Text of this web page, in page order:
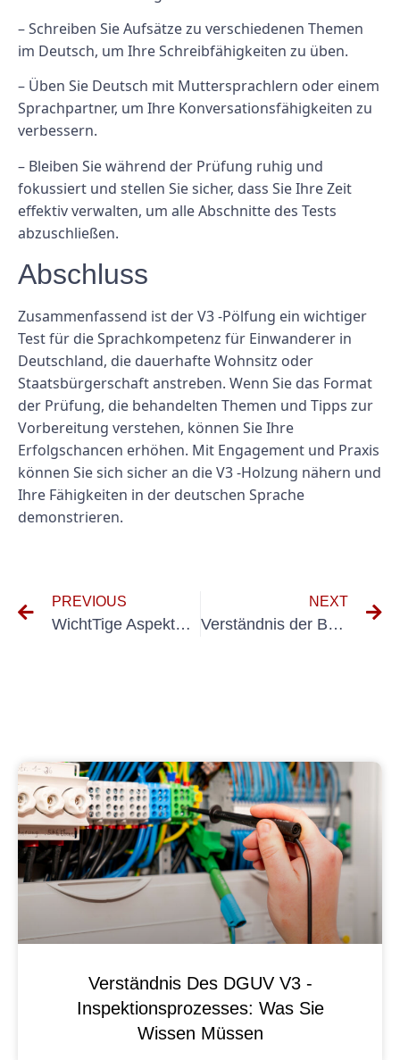
– Schreiben Sie Aufsätze zu verschiedenen Themen
im Deutsch, um Ihre Schreibfähigkeiten zu üben.
– Üben Sie Deutsch mit Muttersprachlern oder einem
Sprachpartner, um Ihre Konversationsfähigkeiten zu
verbessern.
– Bleiben Sie während der Prüfung ruhig und
fokussiert und stellen Sie sicher, dass Sie Ihre Zeit
effektiv verwalten, um alle Abschnitte des Tests
abzuschließen.
Abschluss
Zusammenfassend ist der V3 -Pölfung ein wichtiger
Test für die Sprachkompetenz für Einwanderer in
Deutschland, die dauerhafte Wohnsitz oder
Staatsbürgerschaft anstreben. Wenn Sie das Format
der Prüfung, die behandelten Themen und Tipps zur
Vorbereitung verstehen, können Sie Ihre
Erfolgschancen erhöhen. Mit Engagement und Praxis
können Sie sich sicher an die V3 -Holzung nähern und
Ihre Fähigkeiten in der deutschen Sprache
demonstrieren.
PREVIOUS
WichtTige Aspekte bei Regelmäßigen Protverung von OrtverAnderlichen Geräten
NEXT
Verständnis der Bedeutung des Testen fester und tragbarer Geräte
Verständnis Des DGUV V3 -
Inspektionsprozesses: Was Sie
Wissen Müssen